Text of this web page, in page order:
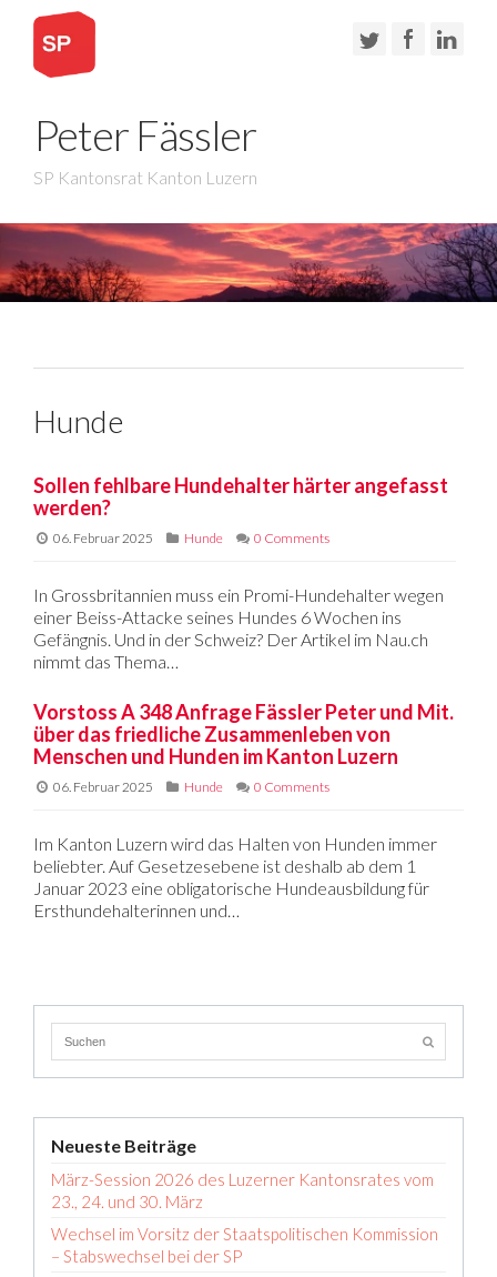
Peter Fässler
SP Kantonsrat Kanton Luzern
Hunde
Sollen fehlbare Hundehalter härter angefasst
werden?
06. Februar 2025 Hunde 0 Comments
In Grossbritannien muss ein Promi-Hundehalter wegen
einer Beiss-Attacke seines Hundes 6 Wochen ins
Gefängnis. Und in der Schweiz? Der Artikel im Nau.ch
nimmt das Thema…
Vorstoss A 348 Anfrage Fässler Peter und Mit.
über das friedliche Zusammenleben von
Menschen und Hunden im Kanton Luzern
06. Februar 2025 Hunde 0 Comments
Im Kanton Luzern wird das Halten von Hunden immer
beliebter. Auf Gesetzesebene ist deshalb ab dem 1
Januar 2023 eine obligatorische Hundeausbildung für
Ersthundehalterinnen und…
Neueste Beiträge
März-Session 2026 des Luzerner Kantonsrates vom
23., 24. und 30. März
Wechsel im Vorsitz der Staatspolitischen Kommission
– Stabswechsel bei der SP